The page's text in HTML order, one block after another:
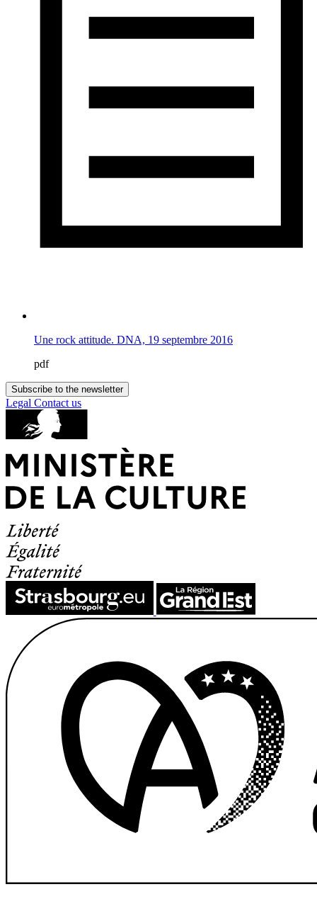
Une rock attitude. DNA, 19 septembre 2016
pdf
Subscribe to the newsletter
Legal Contact us